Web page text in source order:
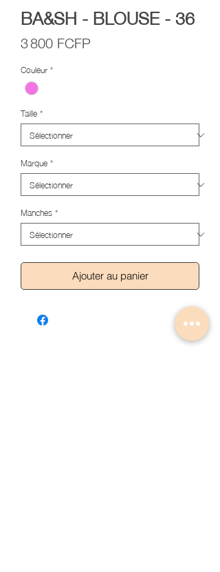
BA&SH - BLOUSE - 36
3 800 FCFP
Couleur*
Taille*
Marque*
Manches*
Ajouter au panier